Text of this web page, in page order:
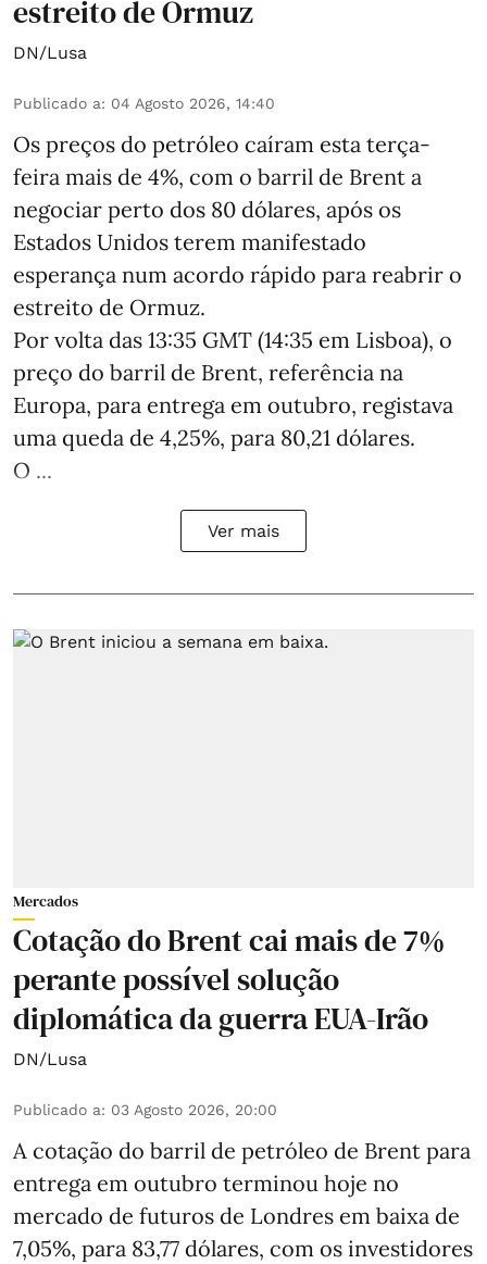
estreito de Ormuz
DN/Lusa
Publicado a: 04 Agosto 2026, 14:40
Os preços do petróleo caíram esta terça-
feira mais de 4%, com o barril de Brent a
negociar perto dos 80 dólares, após os
Estados Unidos terem manifestado
esperança num acordo rápido para reabrir o
estreito de Ormuz.
Por volta das 13:35 GMT (14:35 em Lisboa), o
preço do barril de Brent, referência na
Europa, para entrega em outubro, registava
uma queda de 4,25%, para 80,21 dólares.
O ...
Ver mais
Mercados
Cotação do Brent cai mais de 7%
perante possível solução
diplomática da guerra EUA-Irão
DN/Lusa
Publicado a: 03 Agosto 2026, 20:00
A cotação do barril de petróleo de Brent para
entrega em outubro terminou hoje no
mercado de futuros de Londres em baixa de
7,05%, para 83,77 dólares, com os investidores